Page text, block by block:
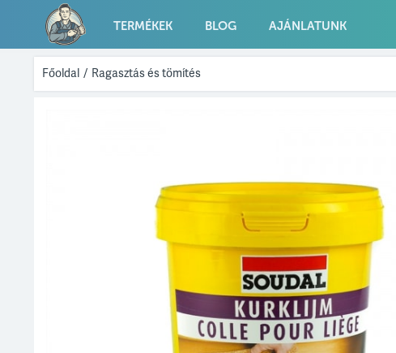
TERMÉKEK BLOG AJÁNLATUNK
Főoldal / Ragasztás és tömítés